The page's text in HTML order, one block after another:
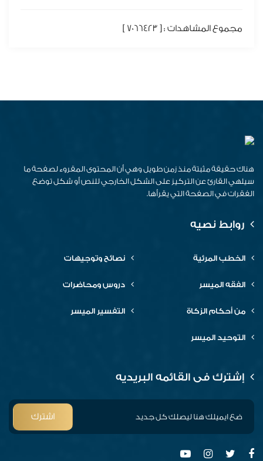
مجموع المشاهدات : [ 7066423 ]
هناك حقيقة مثبتة منذ زمن طويل وهي أن المحتوى المقروء لصفحة ما
سيلهي القارئ عن التركيز على الشكل الخارجي للنص أو شكل توضع
الفقرات في الصفحة التي يقرأها.
روابط نصيه
الخطب المرئية نصائح وتوجيهات
الفقه الميسر دروس ومحاضرات
من أحكام الزكاة التفسير الميسر
التوحيد الميسر
إشترك فى القائمه البريديه